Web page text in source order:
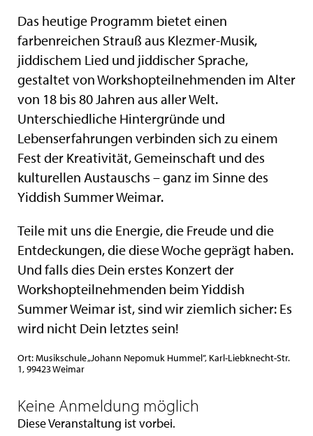
Das heutige Programm bietet einen
farbenreichen Strauß aus Klezmer-Musik,
jiddischem Lied und jiddischer Sprache,
gestaltet von Workshopteilnehmenden im Alter
von 18 bis 80 Jahren aus aller Welt.
Unterschiedliche Hintergründe und
Lebenserfahrungen verbinden sich zu einem
Fest der Kreativität, Gemeinschaft und des
kulturellen Austauschs – ganz im Sinne des
Yiddish Summer Weimar.
Teile mit uns die Energie, die Freude und die
Entdeckungen, die diese Woche geprägt haben.
Und falls dies Dein erstes Konzert der
Workshopteilnehmenden beim Yiddish
Summer Weimar ist, sind wir ziemlich sicher: Es
wird nicht Dein letztes sein!
Ort: Musikschule „Johann Nepomuk Hummel”, Karl-Liebknecht-Str.
1, 99423 Weimar
Keine Anmeldung möglich
Diese Veranstaltung ist vorbei.